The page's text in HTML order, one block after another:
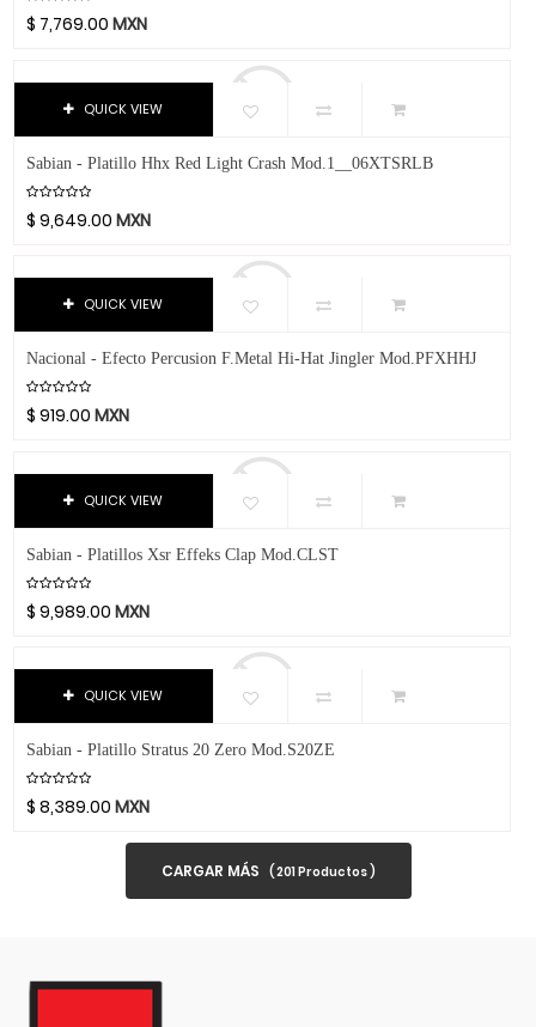
Sets
Libros Y Revistas
MIDI
Software
Video
8 Mts.
6.10 Mts.
9.15 Mts.
18"
8"
.58 Mm
.71 Mm
1.14 Mm
1.5 Mm.
B3
B7
C5
C7
24"
17"
3 Ft.
15 Ft.
Case
Celestion
Cerwin-Vega
Chicago Blues
CME
Co2Crea
Conn-Selmer
Coreelo
CPK
D'Addario
Dandelot
Dave Smith
Db Technologies
Dixon
DJTT
Domino
Ember
$ 7,769.00 MXN
QUICK VIEW
Sabian - Platillo Hhx Red Light Crash Mod.1__06XTSRLB
$9,649.00 MXN
QUICK VIEW
Nacional - Efecto Percusion F.Metal Hi-Hat Jingler Mod.PFXHHJ
$919.00 MXN
QUICK VIEW
Sabian - Platillos Xsr Effeks Clap Mod.CLST
$9,989.00 MXN
QUICK VIEW
Sabian - Platillo Stratus 20 Zero Mod.S20ZE
$8,389.00 MXN
CARGAR MÁS ( 201Productos )